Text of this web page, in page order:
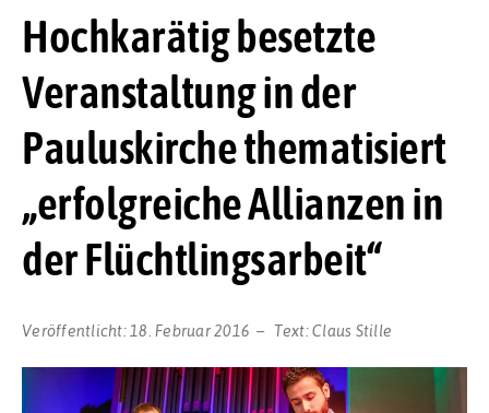
Hochkarätig besetzte
Veranstaltung in der
Pauluskirche thematisiert
„erfolgreiche Allianzen in
der Flüchtlingsarbeit“
Veröffentlicht: 18. Februar 2016 Text:Claus Stille